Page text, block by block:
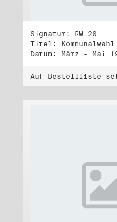
Signatur: RW 20
Titel:
Datum: März - Mai
Auf Bestellliste